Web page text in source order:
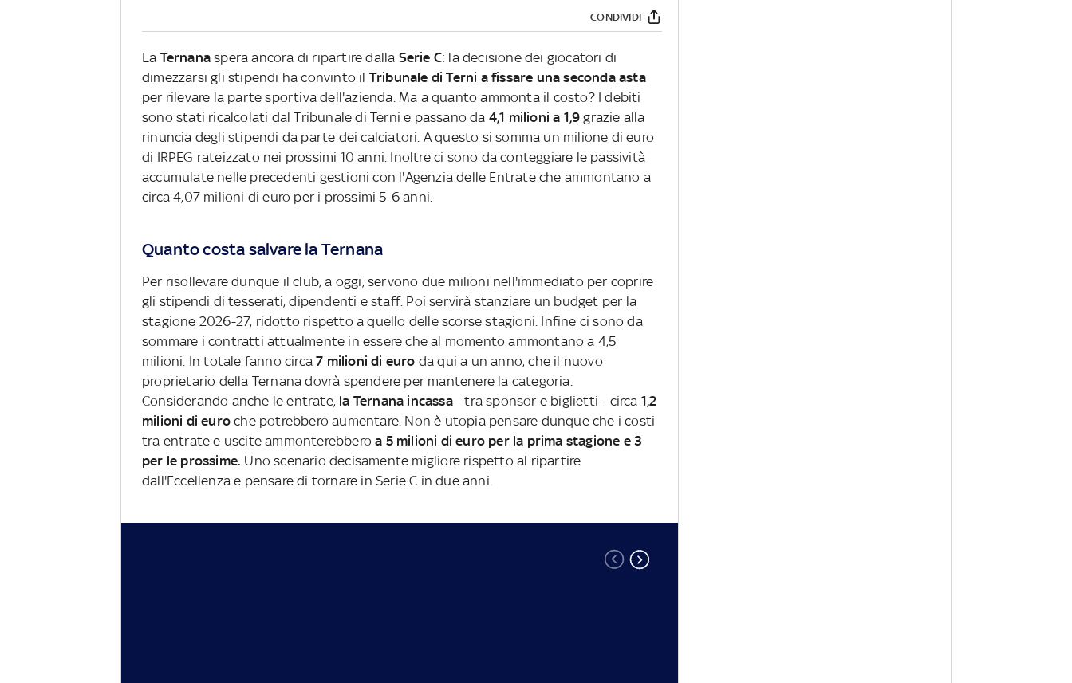
CONDIVIDI
La Ternanaspera ancora di ripartire dalla Serie C: la decisione dei giocatori di
dimezzarsi gli stipendi ha convinto il Tribunale di Terni a fissare una seconda asta
per rilevare la parte sportiva dell'azienda. Ma a quanto ammonta il costo? I debiti
sono stati ricalcolati dal Tribunale di Terni e passano da 4,1 milioni a 1,9 grazie alla
rinuncia degli stipendi da parte dei calciatori. A questo si somma un milione di euro
di IRPEG rateizzato nei prossimi 10 anni. Inoltre ci sono da conteggiare le passività
accumulate nelle precedenti gestioni con l'Agenzia delle Entrate che ammontano a
circa 4,07 milioni di euro per i prossimi 5-6 anni.
Quanto costa salvare la Ternana
Per risollevare dunque il club, a oggi, servono due milioni nell'immediato per coprire
gli stipendi di tesserati, dipendenti e staff. Poi servirà stanziare un budget per la
stagione 2026-27, ridotto rispetto a quello delle scorse stagioni. Infine ci sono da
sommare i contratti attualmente in essere che al momento ammontano a 4,5
milioni. In totale fanno circa7 milioni di euro da qui a un anno, che il nuovo
proprietario della Ternana dovrà spendere per mantenere la categoria.
Considerando anche le entrate, la Ternana incassa- tra sponsor e biglietti - circa 1,2
milioni di euro che potrebbero aumentare. Non è utopia pensare dunque che i costi
tra entrate e uscite ammonterebberoa 5 milioni di euro per la prima stagione e 3
per le prossime. Uno scenario decisamente migliore rispetto al ripartire
dall'Eccellenza e pensare di tornare in Serie C in due anni.